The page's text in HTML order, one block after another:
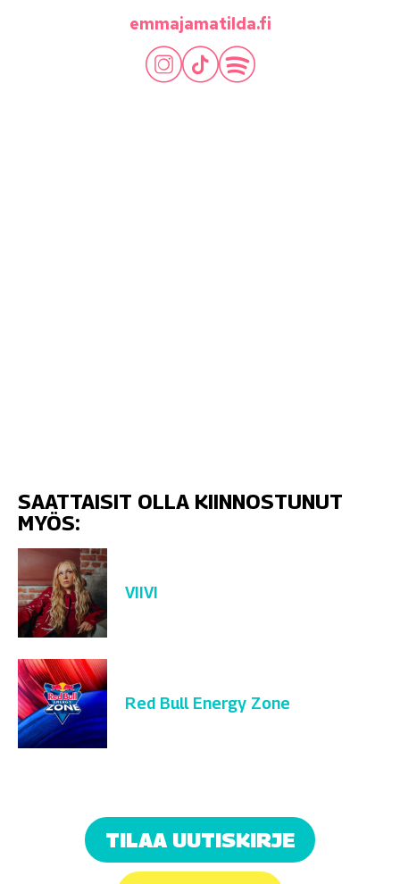
emmajamatilda.fi
SAATTAISIT OLLA KIINNOSTUNUT
MYÖS:
VIIVI
Red Bull Energy Zone
TILAA UUTISKIRJE